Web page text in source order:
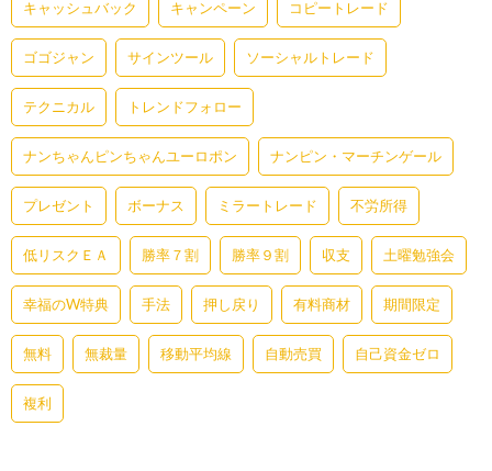
キャッシュバック キャンペーン コピートレード
ゴゴジャン サインツール ソーシャルトレード
テクニカル トレンドフォロー
ナンちゃんピンちゃんユーロポン ナンピン・マーチンゲール
プレゼント ボーナス ミラートレード 不労所得
低リスクＥＡ 勝率７割 勝率９割 収支 土曜勉強会
幸福のW特典 手法 押し戻り 有料商材 期間限定
無料 無裁量 移動平均線 自動売買 自己資金ゼロ
複利